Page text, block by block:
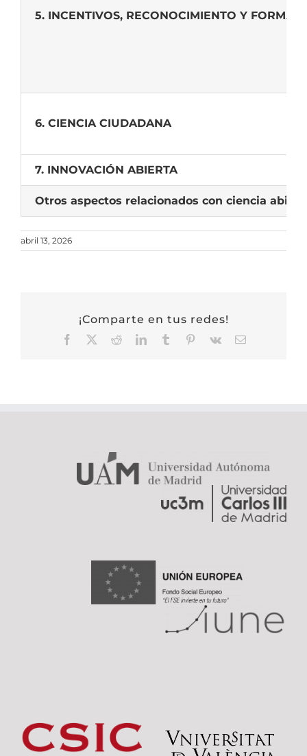
5. INCENTIVOS, RECONOCIMIENTO Y
6. CIENCIA CIUDADANA
7. INNOVACIÓN ABIERTA
Otros aspectos relacionados con ciencia
abril 13, 2026
¡Comparte en tus redes!
Facebook RedditLinkedInTumblr Pinterest
Vk
Correo